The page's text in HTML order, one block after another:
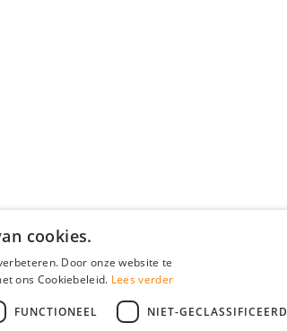
cookies.
Door onze website te
ons Cookiebeleid. Lees verder
FUNCTIONEEL NIET-GECLASSIFICEERD